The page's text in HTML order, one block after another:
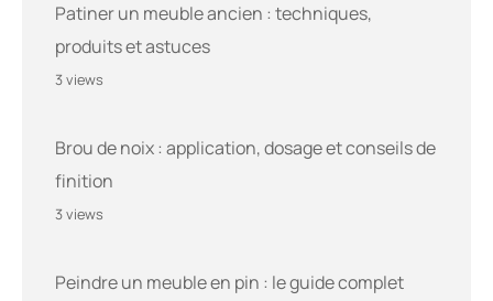
Patiner un meuble ancien : techniques,
produits et astuces
3 views
Brou de noix : application, dosage et conseils de
finition
3 views
Peindre un meuble en pin : le guide complet